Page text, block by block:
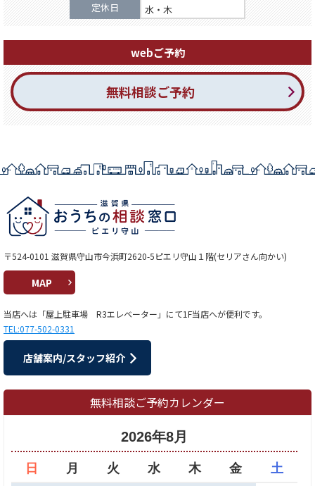
定休日
水・木
webご予約
無料相談ご予約
〒524-0101 滋賀県守山市今浜町2620-5ピエリ守山１階(セリアさん向かい)
MAP
当店へは「屋上駐車場 R3エレベーター」にて1F当店へが便利です。
TEL:077-502-0331
店舗案内/スタッフ紹介
無料相談ご予約カレンダー
2026年8月
日 月 火 水 木 金 土